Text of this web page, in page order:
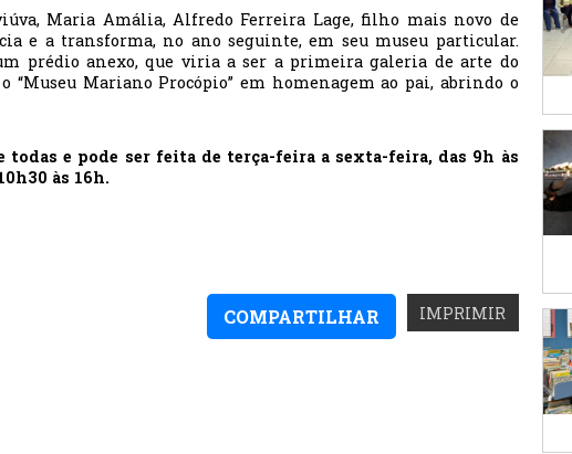
Maria Amália, Alfredo Ferreira Lage, filho mais novo de
e a transforma, no ano seguinte, em seu museu particular.
prédio anexo, que viria a ser a primeira galeria de arte do
“Museu Mariano Procópio” em homenagem ao pai, abrindo o
e pode ser feita de terça-feira a sexta-feira, das 9h às
às 16h.
IMPRIMIR
COMPARTILHAR